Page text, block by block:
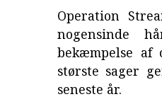
Operation
nogensinde
bekæmpelse
største sager
seneste år.